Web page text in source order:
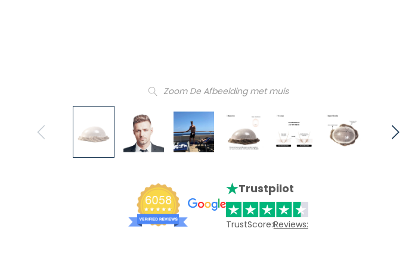
Zoom De Afbeelding met muis
Trustpilot
TrustScore:Reviews: